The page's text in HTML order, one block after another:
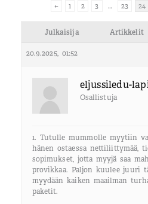
←
1 2 3 … 23 24
Julkaisija Artikkelit
20.9.2025, 01:52
eljussiledu-
Osallistuja
1. Tutulle mummolle myytiin
hänen ostaessa nettiliittymää,
sopimukset, jotta myyjä saa
provikkaa. Paljon kuulee juuri
myydään kaiken maailman
paketit.